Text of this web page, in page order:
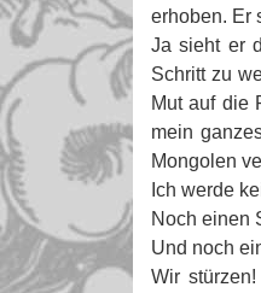
erhoben. Er
Ja sieht er
Schritt zu
Mut auf die
mein
Mongolen
Ich werde
Noch einen
Und noch
Wir